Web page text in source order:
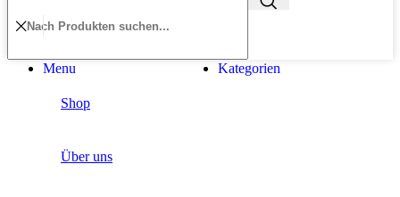
Menu Kategorien
Shop
Über uns